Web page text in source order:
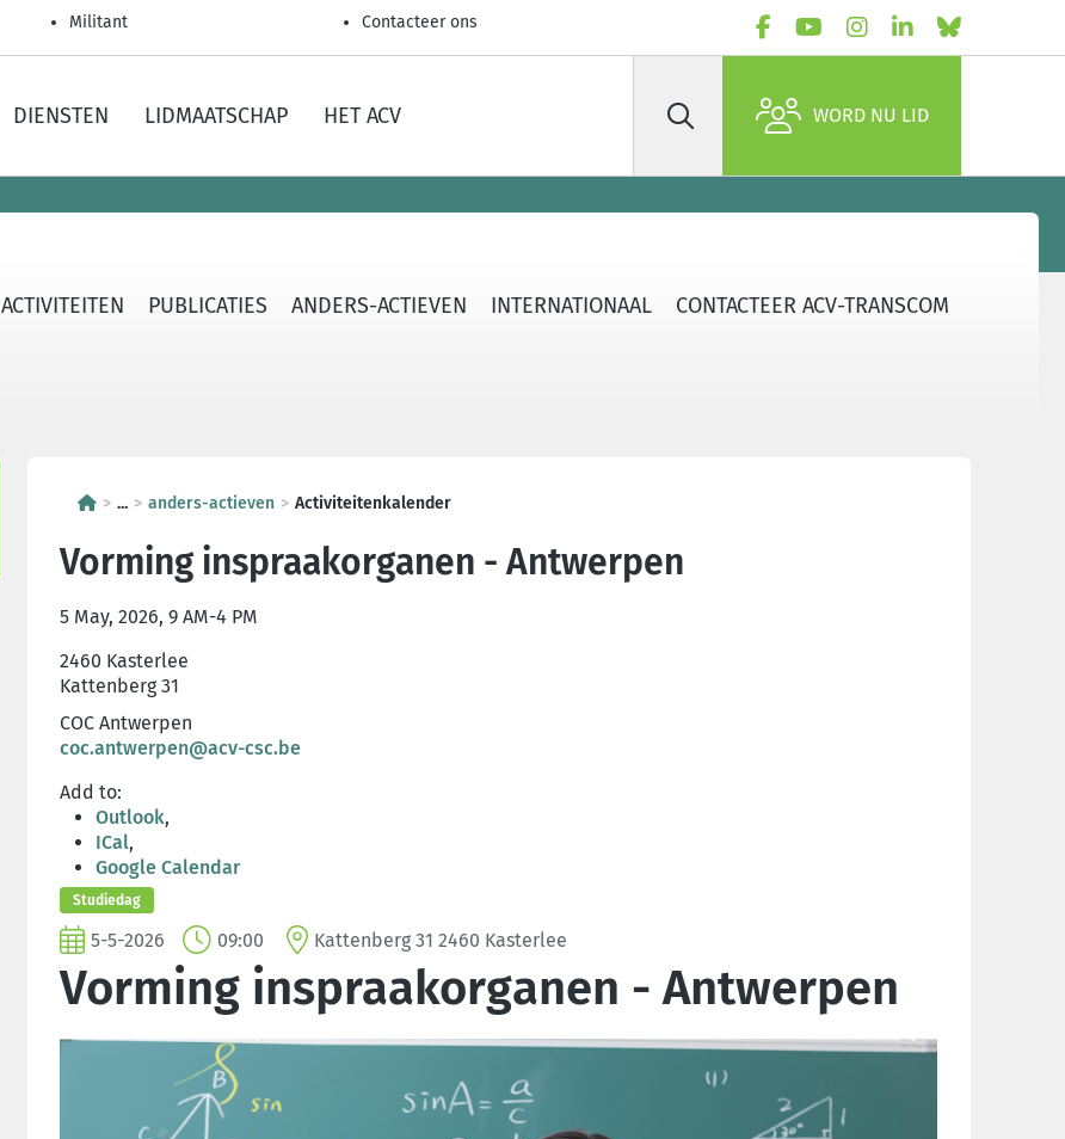
Militant Contacteer ons
DIENSTEN LIDMAATSCHAP HET ACV Zoek WORD NU LID
ACTIVITEITEN PUBLICATIES ANDERS-ACTIEVEN INTERNATIONAAL CONTACTEER ACV-TRANSCOM
... anders-actieven Activiteitenkalender
Vorming inspraakorganen - Antwerpen
5 May, 2026, 9 AM-4 PM
2460 Kasterlee
Kattenberg 31
COC Antwerpen
coc.antwerpen@acv-csc.be
Add to:
Outlook,
ICal,
Google Calendar
Studiedag
5-5-2026 09:00 Kattenberg 31 2460 Kasterlee
Vorming inspraakorganen - Antwerpen